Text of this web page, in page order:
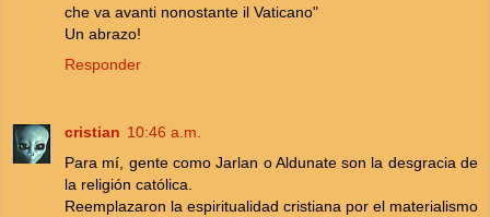
che va avanti nonostante il Vaticano"
Un abrazo!
Responder
cristian 10:46 a.m.
Para mí, gente como Jarlan o Aldunate son la desgracia de
la religión católica.
Reemplazaron la espiritualidad cristiana por el materialismo